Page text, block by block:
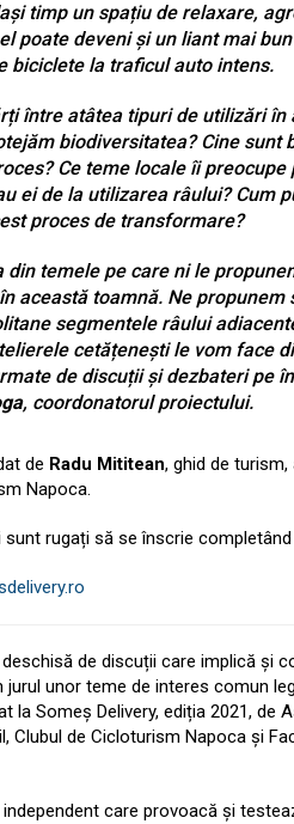
timp un spațiu de relaxare,
poate deveni și un liant mai
biciclete la traficul auto intens.
între atâtea tipuri de utilizări
biodiversitatea? Cine sunt
Ce teme locale îi
ei de la utilizarea râului? Cum
proces de transformare?
din temele pe care ni le
această toamnă. Ne
segmentele râului
cetățenești le vom face
de discuții și dezbateri pe
, coordonatorul proiectului.
de Radu Mititean, ghid de
Napoca.
sunt rugați să se înscrie
de discuții care implică și
jurul unor teme de interes comun
la Someș Delivery, ediția 2021, de
Clubul de Cicloturism Napoca și
care provoacă și